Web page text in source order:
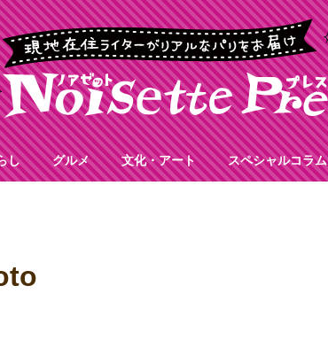
し グルメ 文化・アート スペシャルコラム